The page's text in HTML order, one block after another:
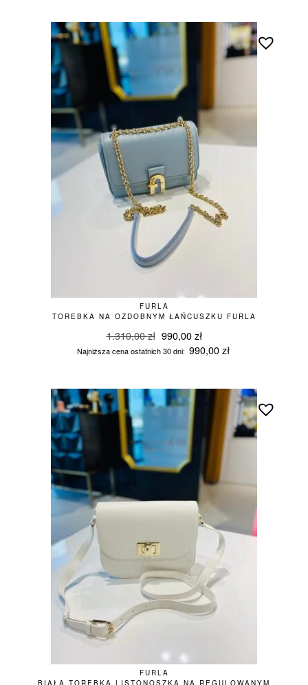
FURLA
TOREBKA NA OZDOBNYM ŁAŃCUSZKU FURLA
1.310,00zł Pierwotna
wynosiła:
990,00 zł
wynosi:
Najniższa cena ostatnich 30 dni: 990,00 zł
FURLA
BIAŁA TOREBKA LISTONOSZKA NA REGULOWANYM